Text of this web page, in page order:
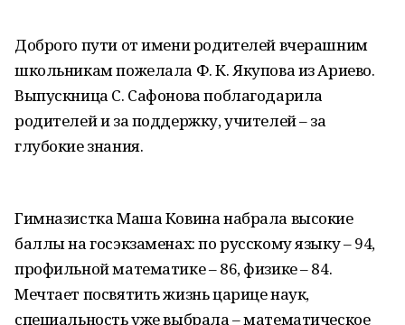
Доброго пути от имени родителей вчерашним
школьникам пожелала Ф. К. Якупова из Ариево.
Выпускница С. Сафонова поблагодарила
родителей и за поддержку, учителей – за
глубокие знания.
Гимназистка Маша Ковина набрала высокие
баллы на госэкзаменах: по русскому языку – 94,
профильной математике – 86, физике – 84.
Мечтает посвятить жизнь царице наук,
специальность уже выбрала – математическое